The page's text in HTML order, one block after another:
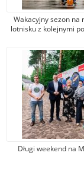
Wakacyjny sezon na
lotnisku z kolejnymi
Długi weekend na